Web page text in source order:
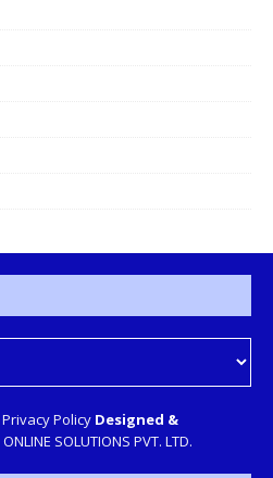
Privacy Policy Designed &
SOLUTIONS PVT. LTD.